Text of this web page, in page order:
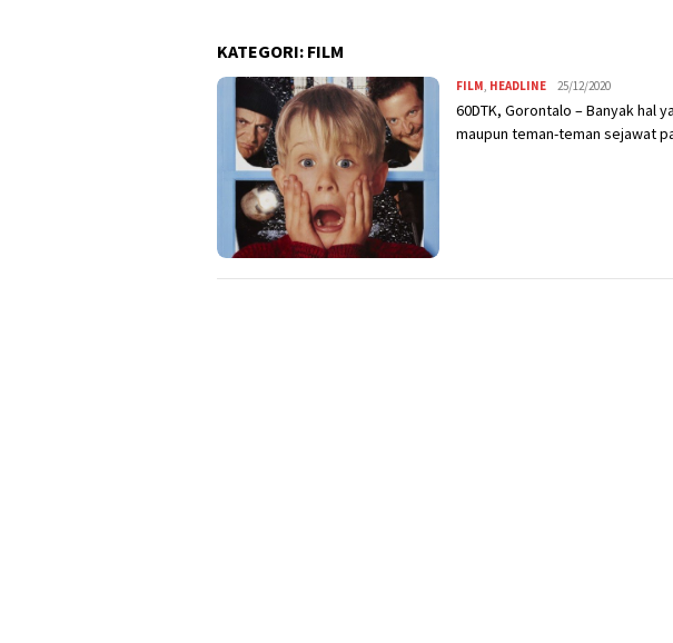
KATEGORI: FILM
FILM, HEADLINE Admin
25/12/2020
60DTK, Gorontalo – Banyak hal
maupun teman-teman sejawat